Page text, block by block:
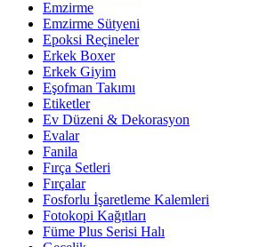
Emzirme
Emzirme Sütyeni
Epoksi Reçineler
Erkek Boxer
Erkek Giyim
Eşofman Takımı
Etiketler
Ev Düzeni & Dekorasyon
Evalar
Fanila
Fırça Setleri
Fırçalar
Fosforlu İşaretleme Kalemleri
Fotokopi Kağıtları
Füme Plus Serisi Halı